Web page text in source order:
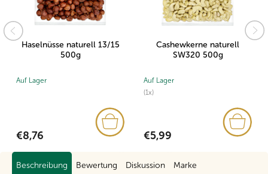
Haselnüsse naturell 13/15
500g
Auf Lager
€8,76
Cashewkerne naturell
SW320 500g
(1x)
Auf Lager
€5,99
Beschreibung Bewertung Diskussion Marke